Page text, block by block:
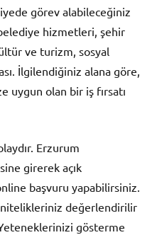
görev alabileceğiniz
hizmetleri, şehir
ve turizm, sosyal
İlgilendiğiniz alana göre,
uygun olan bir iş fırsatı
Erzurum
girerek açık
başvuru yapabilirsiniz.
nitelikleriniz değerlendirilir
gösterme